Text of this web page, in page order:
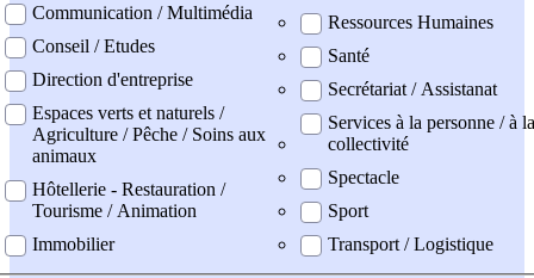
Communication / Multimédia
Conseil / Etudes
Direction d'entreprise
Espaces verts et naturels /
Agriculture / Pêche / Soins aux
animaux
Hôtellerie - Restauration /
Tourisme / Animation
Immobilier
Ressources Humaines
Santé
Secrétariat / Assistanat
Services à la personne / à la
collectivité
Spectacle
Sport
Transport / Logistique